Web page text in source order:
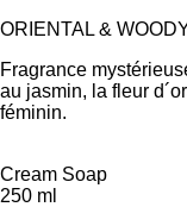
ORIENTAL &
Fragrance
au jasmin, la fleur
féminin.
Cream Soap
250 ml